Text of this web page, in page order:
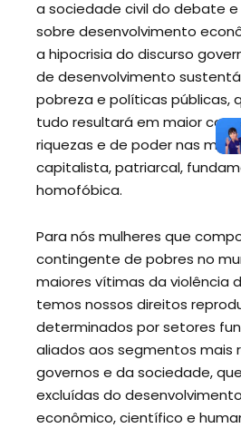
a sociedade civil do debate
sobre desenvolvimento
a hipocrisia do discurso
de desenvolvimento
pobreza e políticas públicas,
tudo resultará em maior
riquezas e de poder nas
capitalista, patriarcal,
homofóbica.
Para nós mulheres que
contingente de pobres no
maiores vítimas da violência
temos nossos direitos
determinados por setores
aliados aos segmentos mais
governos e da sociedade,
excluídas do
econômico, científico e